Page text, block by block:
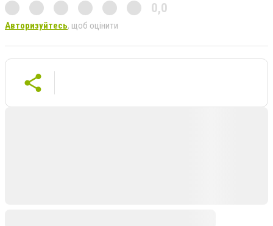
0,0
Авторизуйтесь, щоб оцінити